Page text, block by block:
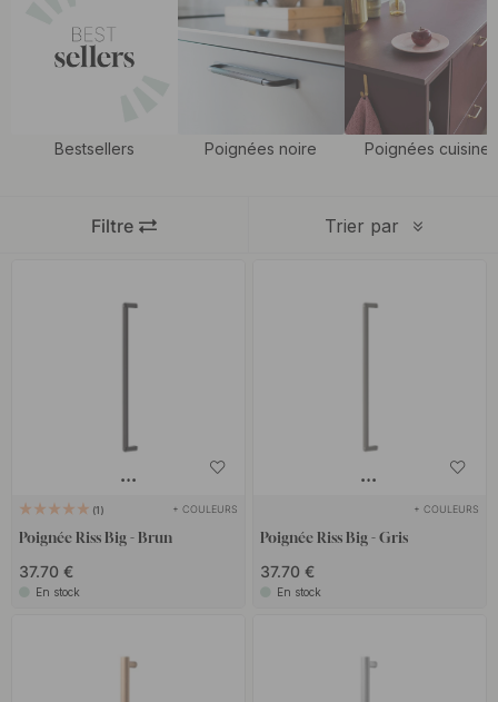
Dans la cuisine, la fonctionnalité est tout aussi importante que
l’esthétique. Nos longues
poignées de cuisineoffrent une
apparence exclusive tout en facilitant l’utilisation des grandes
portes et armoires hautes. Avec des longueurs allant jusqu’à 1178
mm c/c, elles s’adaptent parfaitement aux grandes surfaces.
simplifient l’ouverture et la fermeture des portes, offrent une prise
Pour une harmonie dans toute la maison, combinez poignées et
poignées profilées
avec des boutons et poignées de porte de la
même collection. Vous obtiendrez ainsi une cohérence visuelle
dans la cuisine, le hall et la salle de bain – un ensemble soigné et
élégant où chaque détail compte.
Bestsellers Poignées noire Poignées cuisine
Trier par
Filtre
1 + COULEURS
Poignée Riss Big - Brun
37.70 €
En stock
+ COULEURS
Poignée Riss Big - Gris
37.70 €
En stock